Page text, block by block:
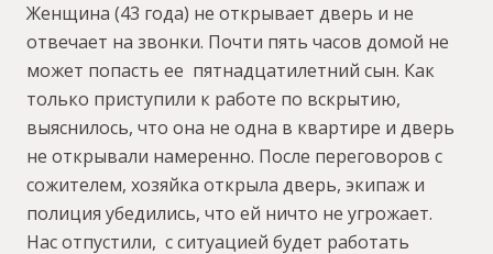
Женщина (43 года) не открывает дверь и не
отвечает на звонки. Почти пять часов домой не
может попасть ее пятнадцатилетний сын. Как
только приступили к работе по вскрытию,
выяснилось, что она не одна в квартире и дверь
не открывали намеренно. После переговоров с
сожителем, хозяйка открыла дверь, экипаж и
полиция убедились, что ей ничто не угрожает.
Нас отпустили, с ситуацией будет работать